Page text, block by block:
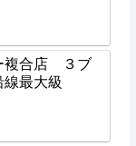
複合店 ３ブ
線最大級